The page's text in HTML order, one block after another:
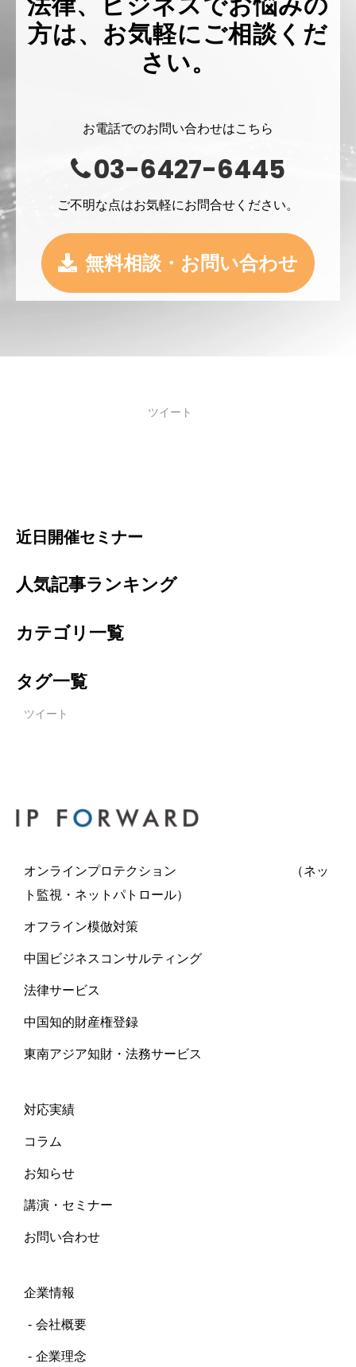
方は、お気軽にご相談くだ
さい。
お電話でのお問い合わせはこちら
03-6427-6445
ご不明な点はお気軽にお問合せください。
無料相談・お問い合わせ
ツイート
近日開催セミナー
人気記事ランキング
カテゴリ一覧
タグ一覧
ツイート
オンラインプロテクション （ネッ
ト監視・ネットパトロール）
オフライン模倣対策
中国ビジネスコンサルティング
法律サービス
中国知的財産権登録
東南アジア知財・法務サービス
対応実績
コラム
お知らせ
講演・セミナー
お問い合わせ
企業情報
会社概要
企業理念